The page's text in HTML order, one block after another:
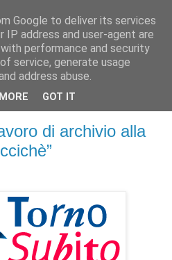
delle arti per condividere
di archivio alla
Google to deliver its services
IP address and user-agent are
performance and security
service, generate usage
address abuse.
GOT IT